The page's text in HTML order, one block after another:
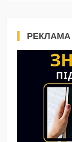
РЕКЛАМА